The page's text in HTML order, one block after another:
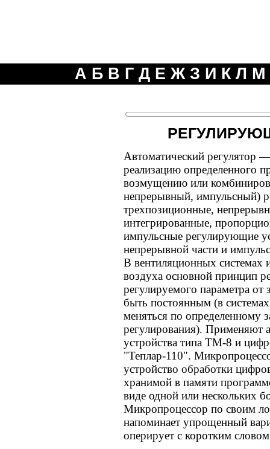
А Б В Г Д Е Ж З И К Л М
Автоматический регулятор
реализацию определенного
возмущению или
непрерывный, импульсный)
трехпозиционные,
интегрированные,
импульсные регулирующие
непрерывной части и
В вентиляционных системах
воздуха основной принцип
регулируемого параметра от
быть постоянным (в
меняться по определенному
регулирования). Применяют
устройства типа ТМ-8 и
"Теплар-110".
устройство обработки
хранимой в памяти
виде одной или нескольких
Микропроцессор по своим
напоминает упрощенный
оперирует с коротким